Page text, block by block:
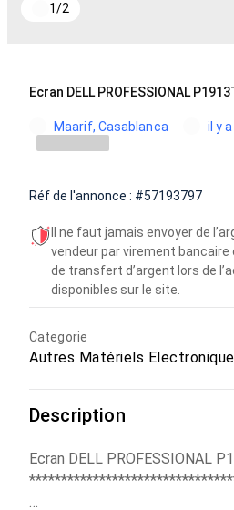
1/2
Ecran DELL PROFESSIONAL
Maarif, Casablanca il y
Réf de l'annonce : #57193797
Il ne faut jamais envoyer de
vendeur par virement bancaire
de transfert d’argent lors de
disponibles sur le site.
Categorie
Autres Matériels
Description
Ecran DELL PROFESSIONAL